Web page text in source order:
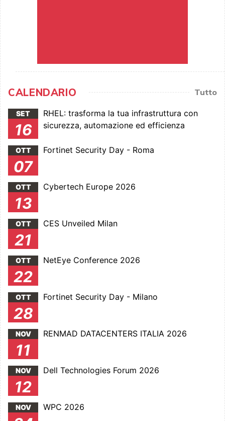
CALENDARIO Tutto
SET
16
RHEL: trasforma la tua infrastruttura con
sicurezza, automazione ed efficienza
OTT
07
Fortinet Security Day - Roma
OTT
13
Cybertech Europe 2026
OTT
21
CES Unveiled Milan
OTT
22
NetEye Conference 2026
OTT
28
Fortinet Security Day - Milano
NOV
11
RENMAD DATACENTERS ITALIA 2026
NOV
12
Dell Technologies Forum 2026
NOV WPC 2026